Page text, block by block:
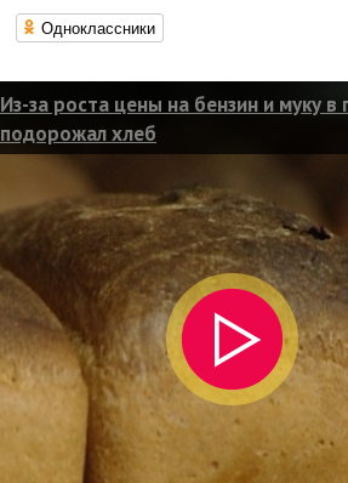
Одноклассники
Из-за роста цены на бензин и муку в
подорожал хлеб